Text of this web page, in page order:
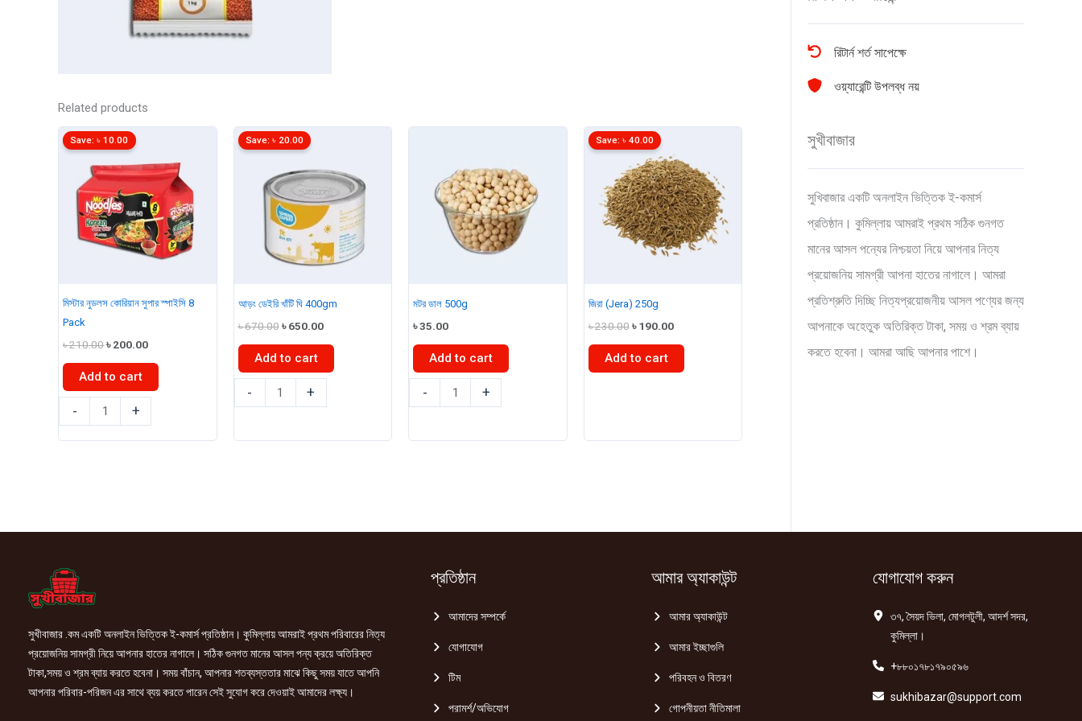
Related products
মিস্টার নুডলস কোরিয়ান সুপার স্পাইসি 8
Pack
৳210.00Original
was:
৳ 210.00.
৳200.00Current
is:
৳ 200.00.
Save:৳10.00
Add to cart
-
নুডলস
কোরিয়ান
+
আড়ং ডেইরি খাঁটি ঘি 400gm
৳670.00 Original
was:
৳ 670.00.
৳650.00Current
is:
৳ 650.00.
Save: ৳ 20.00
Add to cart
-
ডেইরি
ঘি
+
মটর ডাল 500g
৳35.00
Add to cart
-
ডাল
quantity
+
জিরা (Jera) 250g
৳230.00 Original
was:
৳ 230.00.
৳190.00Current
is:
৳ 190.00.
Save: ৳ 40.00
Add to cart
quantity
রিটার্ন শর্ত সাপেক্ষে
ওয়্যারেন্টি উপলব্ধ নয়
সুখীবাজার
সুখিবাজার একটি অনলাইন ভিত্তিক ই-কমার্স
প্রতিষ্ঠান। কুমিল্লায় আমরাই প্রথম সঠিক গুনগত
মানের আসল পন্যের নিশ্চয়তা নিয়ে আপনার নিত্য
প্রয়োজনিয় সামগ্রী আপনা হাতের নাগালে। আমরা
প্রতিশ্রুতি দিচ্ছি নিত্যপ্রয়োজনীয় আসল পণ্যের জন্য
আপনাকে অহেতুক অতিরিক্ত টাকা, সময় ও শ্রম ব্যায়
করতে হবেনা। আমরা আছি আপনার পাশে।
সুখীবাজার .কম একটি অনলাইন ভিত্তিক ই-কমার্স প্রতিষ্ঠান। কুমিল্লায় আমরাই প্রথম পরিবারের নিত্য
প্রয়োজনিয় সামগ্রী নিয়ে আপনার হাতের নাগালে। সঠিক গুনগত মানের আসল পন্য ক্রয়ে অতিরিক্ত
টাকা,সময় ও শ্রম ব্যায় করতে হবেনা। সময় বাঁচান, আপনার শতব্যস্ততার মাঝে কিছু সময় যাতে আপনি
আপনার পরিবার-পরিজন এর সাথে ব্যয় করতে পারেন সেই সুযোগ করে দেওয়াই আমাদের লক্ষ্য।
প্রতিষ্ঠান
আমাদের সম্পর্কে
যোগাযোগ
টিম
পরামর্শ/অভিযোগ
আমার অ্যাকাউন্ট
আমার অ্যাকাউন্ট
আমার ইচ্ছাগুলি
পরিবহন ও বিতরণ
গোপনীয়তা নীতিমালা
যোগাযোগ করুন
৩৭, সৈয়দ ভিলা, মোগলটুলী, আদর্শ সদর,
কুমিল্লা।
+৮৮০১৭৮১৭৯০৫৯৬
sukhibazar@support.com